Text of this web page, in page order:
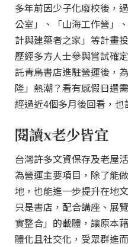
多年前因少子化廢校後，
公室」、「山海工作營」
計與建築者之家」等計畫
歷經多方人士參與嘗試確
託青鳥書店進駐營運後，
隆」熱潮？看有感假日還
經過近4個多月後回看，也
閱讀x老少皆宜
台灣許多文資保存及老屋
為營運主要項目，除了能
地，也能進一步提升在地
只是書店，配合講座、展
實整合」的載體，讓原本
體化且社交化，受眾群進